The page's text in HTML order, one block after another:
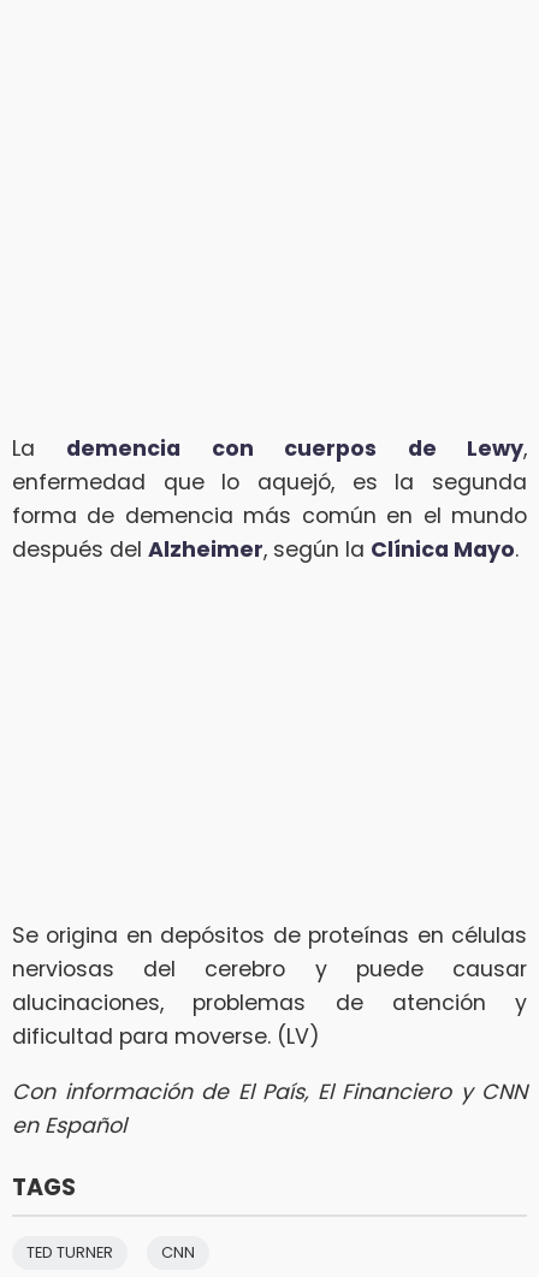
La demencia con cuerpos de Lewy,
enfermedad que lo aquejó, es la segunda
forma de demencia más común en el mundo
después del Alzheimer, según la Clínica Mayo.
Se origina en depósitos de proteínas en células
nerviosas del cerebro y puede causar
alucinaciones, problemas de atención y
dificultad para moverse. (LV)
Con información de El País, El Financiero y CNN
en Español
TAGS
TED TURNER CNN